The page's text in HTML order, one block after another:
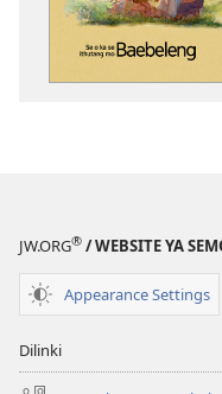
JW.ORG® / WEBSITE YA
Appearance Settings
Dilinki